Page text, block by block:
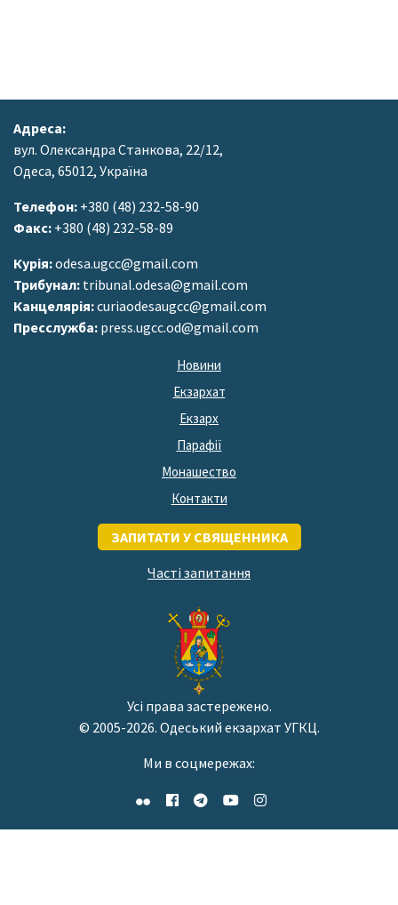
Адреса:
вул. Олександра Станкова, 22/12,
Одеса, 65012, Україна
Телефон: +380 (48) 232-58-90
Факс: +380 (48) 232-58-89
Курія:odesa.ugcc@gmail.com
Трибунал: tribunal.odesa@gmail.com
Канцелярія:curiaodesaugcc@gmail.com
Пресслужба: press.ugcc.od@gmail.com
Новини
Екзархат
Екзарх
Парафії
Монашество
Контакти
ЗАПИТАТИ У СВЯЩЕННИКА
Часті запитання
Усі права застережено.
© 2005-2026. Одеський екзархат УГКЦ.
Ми в соцмережах: